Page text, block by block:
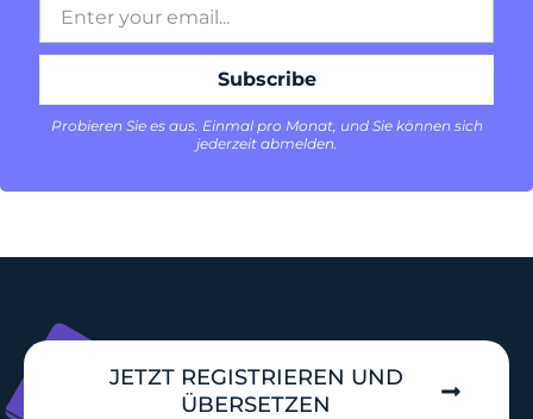
Probieren Sie es aus. Einmal pro Monat, und Sie können sich
jederzeit abmelden.
JETZT REGISTRIEREN UND
ÜBERSETZEN